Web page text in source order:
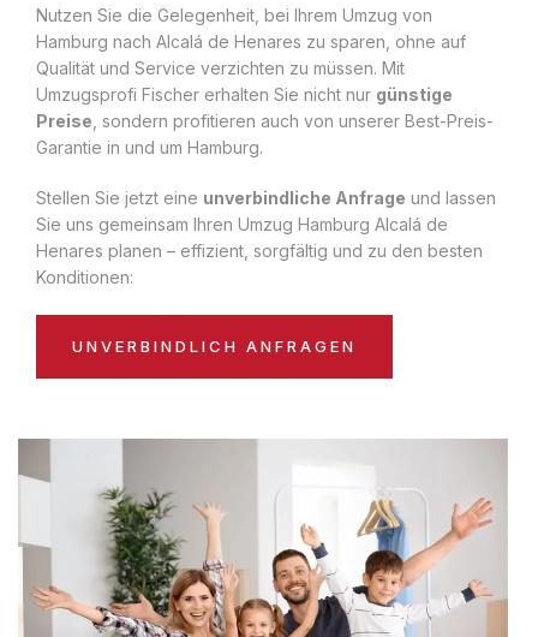
Nutzen Sie die Gelegenheit, bei Ihrem Umzug von
Hamburg nach Alcalá de Henares zu sparen, ohne auf
Qualität und Service verzichten zu müssen. Mit
Umzugsprofi Fischer erhalten Sie nicht nur günstige
Preise , sondern profitieren auch von unserer Best-Preis-
Garantie in und um Hamburg.
Stellen Sie jetzt eine unverbindliche Anfrage und lassen
Sie uns gemeinsam Ihren Umzug Hamburg Alcalá de
Henares planen – effizient, sorgfältig und zu den besten
Konditionen:
UNVERBINDLICH ANFRAGEN